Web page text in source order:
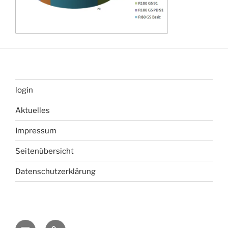
login
Aktuelles
Impressum
Seitenübersicht
Datenschutzerklärung
Mail Forum